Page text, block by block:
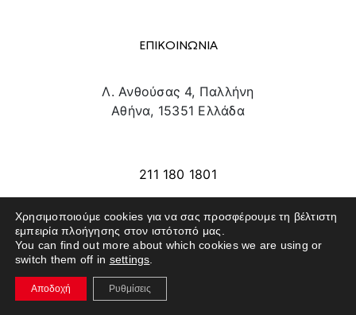
ΕΠΙΚΟΙΝΩΝΙΑ
Λ. Ανθούσας 4, Παλλήνη
Αθήνα, 15351 Ελλάδα
211 180 1801
SITE MAP
ΕΚΘΕΤΕΣ
Χρησιμοποιούμε cookies για να σας προσφέρουμε τη βέλτιστη
εμπειρία πλοήγησης στον ιστότοπό μας.
You can find out more about which cookies we are using or
switch them off in settings
Αποδοχή Ρυθμίσεις